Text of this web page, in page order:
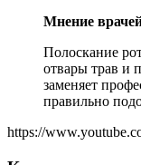
Мнение
Полоскание
отвары трав и
заменяет
правильно
https://